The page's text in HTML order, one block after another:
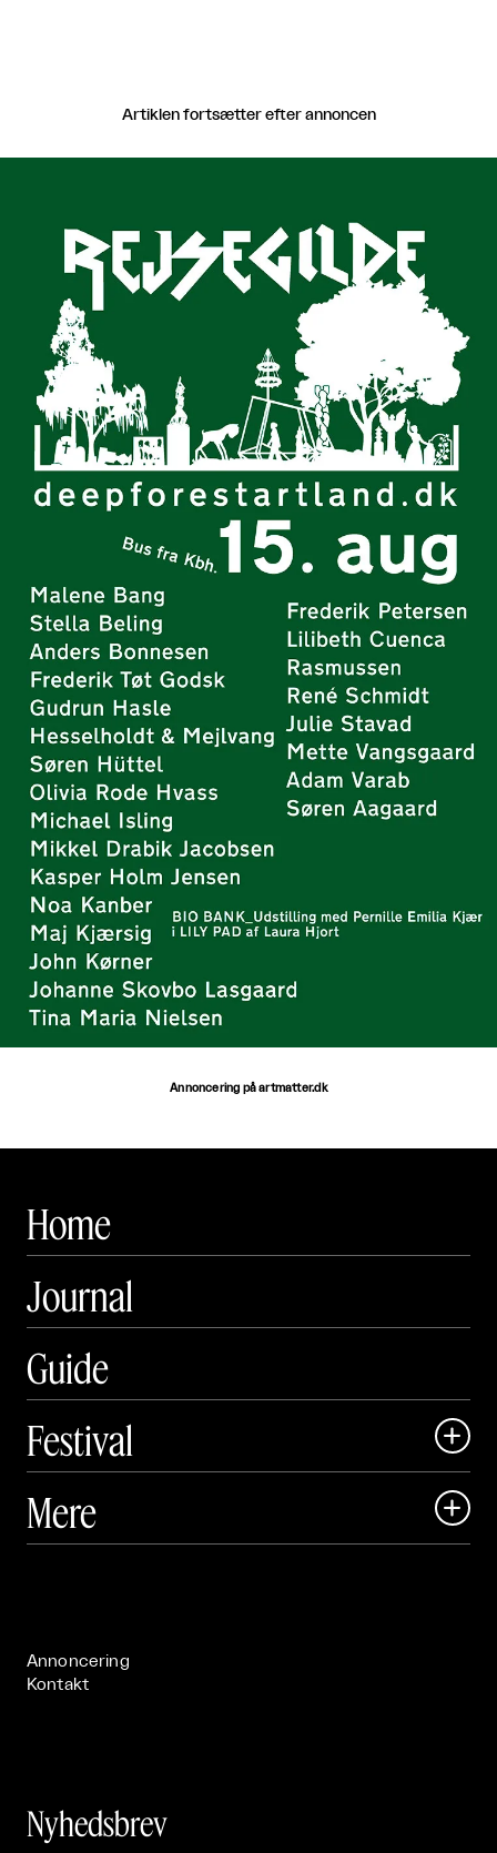
Artiklen fortsætter efter annoncen
Annoncering på artmatter.dk
Home
Journal
Guide
Festival

 Art Matter Festival
Mere 
Annoncering
Kontakt
Nyhedsbrev